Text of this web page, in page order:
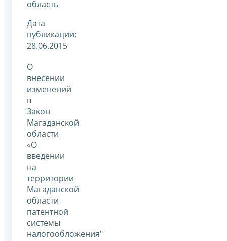
область
Дата
публикации:
28.06.2015
О
внесении
изменений
в
Закон
Магаданской
области
«О
введении
на
территории
Магаданской
области
патентной
системы
налогообложения"